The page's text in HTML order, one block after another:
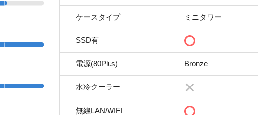
ケースタイプ ミニタワー
SSD有
電源(80Plus) Bronze
水冷クーラー
無線LAN/WIFI